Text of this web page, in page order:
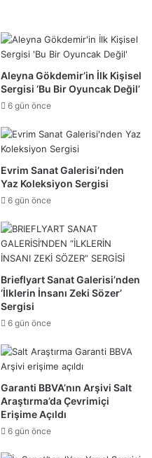
Aleyna Gökdemir’in İlk Kişisel
Sergisi ‘Bu Bir Oyuncak Değil’
6 gün önce
Evrim Sanat Galerisi’nden
Yaz Koleksiyon Sergisi
6 gün önce
Brieflyart Sanat Galerisi’nden
‘İlklerin İnsanı Zeki Sözer’
Sergisi
6 gün önce
Garanti BBVA’nın Arşivi Salt
Araştırma’da Çevrimiçi
Erişime Açıldı
6 gün önce